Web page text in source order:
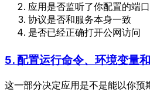
应用是否监听了你配置的端口
协议是否和服务本身一致
是否已经正确打开公网访问
5. 配置运行命令、环境变量
这一部分决定应用是不是能以你预